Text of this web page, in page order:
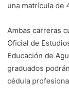
una matrícula de
Ambas carreras
Oficial de
Educación de
graduados
cédula